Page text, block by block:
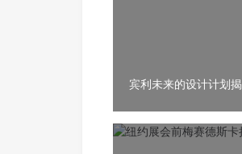
宾利未来的设计计划